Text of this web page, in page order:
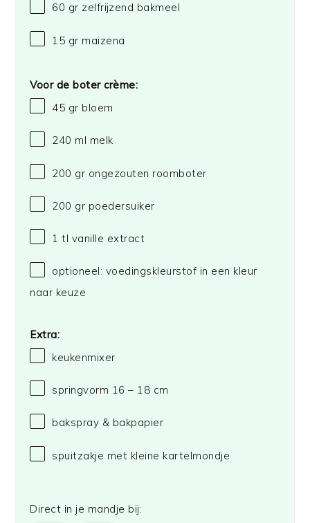
60 gr zelfrijzend bakmeel
15 gr maizena
Voor de boter crème:
45 gr bloem
240 ml melk
200 gr ongezouten roomboter
200 gr poedersuiker
1 tl vanille extract
optioneel: voedingskleurstof in een kleur
naar keuze
Extra:
keukenmixer
springvorm 16 – 18 cm
bakspray & bakpapier
spuitzakje met kleine kartelmondje
Direct in je mandje bij: